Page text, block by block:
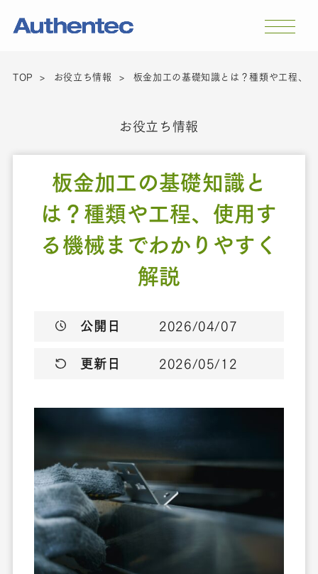
TOP お役立ち情報 板金加工の基礎知識とは？種類や工程、
お役立ち情報
板金加工の基礎知識と
は？種類や工程、使用す
る機械までわかりやすく
解説
公開日 2026/04/07
更新日 2026/05/12